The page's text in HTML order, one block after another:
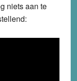
niets aan te